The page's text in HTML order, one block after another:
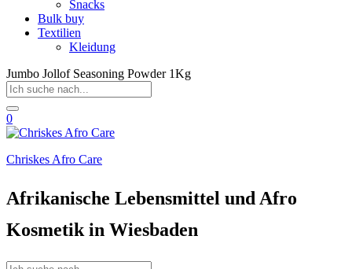
Snacks
Bulk buy
Textilien
Kleidung
Jumbo Jollof Seasoning Powder 1Kg
0
Chriskes Afro Care
Afrikanische Lebensmittel und Afro
Kosmetik in Wiesbaden